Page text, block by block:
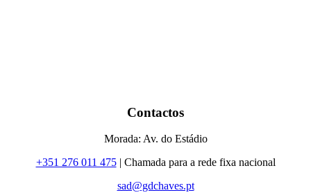
Contactos
Morada: Av. do Estádio
+351 276 011 475| Chamada para a rede fixa nacional
sad@gdchaves.pt